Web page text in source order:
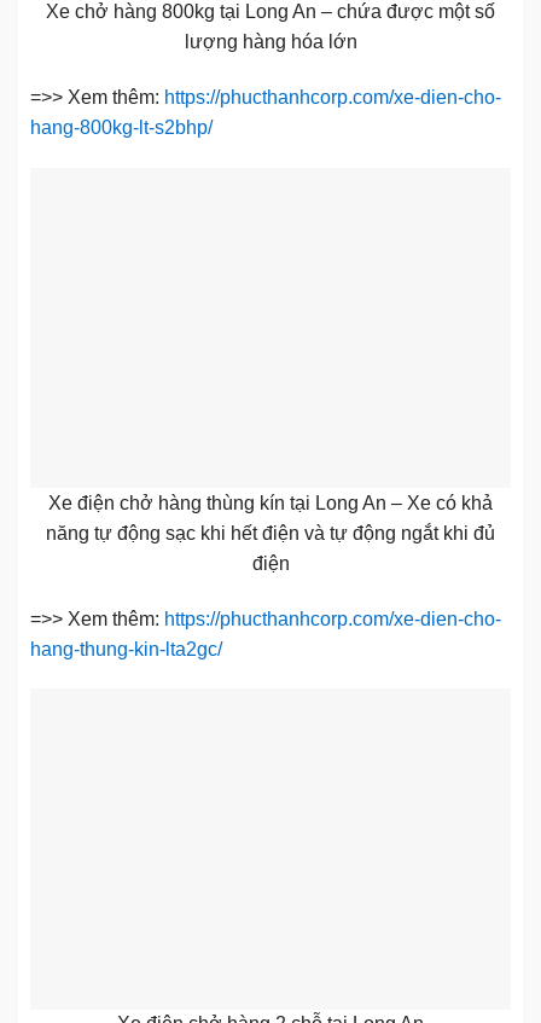
Xe chở hàng 800kg tại Long An – chứa được một số
lượng hàng hóa lớn
=>> Xem thêm: https://phucthanhcorp.com/xe-dien-cho-
hang-800kg-lt-s2bhp/
Xe điện chở hàng thùng kín tại Long An – Xe có khả
năng tự động sạc khi hết điện và tự động ngắt khi đủ
điện
=>> Xem thêm: https://phucthanhcorp.com/xe-dien-cho-
hang-thung-kin-lta2gc/